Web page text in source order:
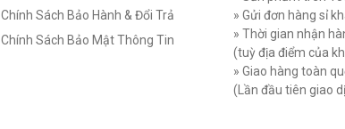
Chính Sách Bảo Hành & Đổi Trả
Chính Sách Bảo Mật Thông Tin
» Gửi đơn hàng sỉ
» Thời gian nhận
(tuỳ địa điểm của
» Giao hàng toàn
(Lần đầu tiên giao